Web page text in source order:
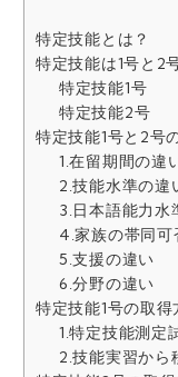
特定技能とは？
特定技能は1号と2
特定技能1号
特定技能2号
特定技能1号と2号
1.在留期間の違
2.技能水準の違
3.日本語能力水
4.家族の帯同可
5.支援の違い
6.分野の違い
特定技能1号の取得
1.特定技能測定
2.技能実習から